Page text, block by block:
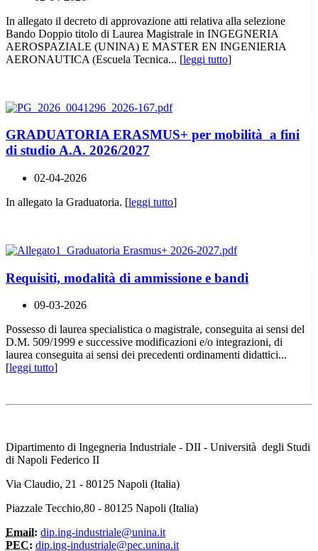
In allegato il decreto di approvazione atti relativa alla selezione
Bando Doppio titolo di Laurea Magistrale in INGEGNERIA
AEROSPAZIALE (UNINA) E MASTER EN INGENIERIA
AERONAUTICA (Escuela Tecnica... [leggi tutto]
GRADUATORIA ERASMUS+ per mobilità a fini
di studio A.A. 2026/2027
02-04-2026
In allegato la Graduatoria. [leggi tutto]
Requisiti, modalità di ammissione e bandi
09-03-2026
Possesso di laurea specialistica o magistrale, conseguita ai sensi del
D.M. 509/1999 e successive modificazioni e/o integrazioni, di
laurea conseguita ai sensi dei precedenti ordinamenti didattici...
[leggi tutto]
Dipartimento di Ingegneria Industriale - DII - Università degli Studi
di Napoli Federico II
Via Claudio, 21 - 80125 Napoli (Italia)
Piazzale Tecchio,80 - 80125 Napoli (Italia)
Email: dip.ing-industriale@unina.it
PEC: dip.ing-industriale@pec.unina.it